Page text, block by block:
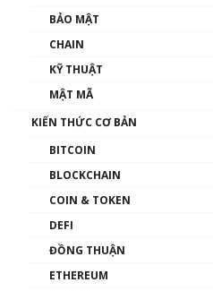
00:43:47
như thể nào?
00:39:31
Phổ cập Blockchain
BẢO MẬT
CHAIN
KỸ THUẬT
MẬT MÃ
KIẾN THỨC CƠ BẢN
BITCOIN
BLOCKCHAIN
COIN & TOKEN
DEFI
ĐỒNG THUẬN
ETHEREUM